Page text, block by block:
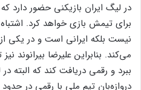
برای تیمش بازی خواهد کرد.
نیست بلکه ایرانی است و در یکی
می‌کند. بنابراین علیرضا بیرانوند
ببرد و رقمی دریافت کند که البته